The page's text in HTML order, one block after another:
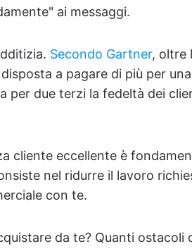
ai messaggi.
Secondo Gartner, oltre
a pagare di più per
per due terzi la fedeltà dei
cliente eccellente è
nel ridurre il lavoro
con te.
da te? Quanti ostacoli